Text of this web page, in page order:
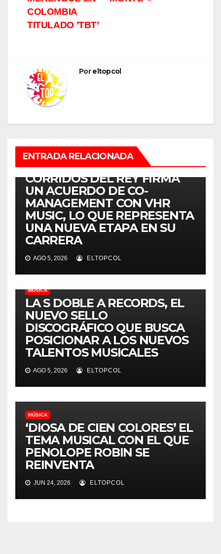
COLOMBIA
TITULADO ’TBT’
Poreltopcol
ENTRADA RELACIONADA
CORRIDOS DEL REY FIRMA
UN ACUERDO DE CO-
MANAGEMENT CON VHR
MUSIC, LO QUE REPRESENTA
UNA NUEVA ETAPA EN SU
CARRERA
AGO 5, 2026 ELTOPCOL
MÚSICA
LA S DOBLE A RECORDS, EL
NUEVO SELLO
DISCOGRÁFICO QUE BUSCA
POSICIONAR A LOS NUEVOS
TALENTOS MUSICALES
AGO 5, 2026 ELTOPCOL
MÚSICA
‘DIOSA DE CIEN COLORES’ EL
TEMA MUSICAL CON EL QUE
PENOLOPE ROBIN SE
REINVENTA
JUN 24, 2026 ELTOPCOL